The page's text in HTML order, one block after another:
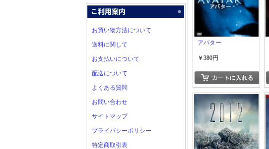
お買い物方法について
送料に関して
お支払いについて
配送について
よくある質問
お問い合わせ
サイトマップ
プライバシーポリシー
特定商取引表
アバター
￥380円